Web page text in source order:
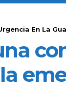
En La